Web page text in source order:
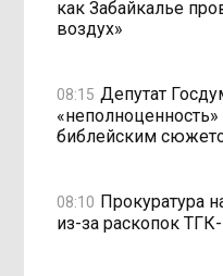
как Забайкалье
воздух»
08:15 Депутат
библейским
08:10 Прокуратура
из-за раскопок